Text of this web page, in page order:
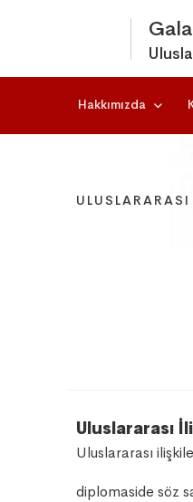
Hakkımızda
Uluslararası
Uluslararası
diplomaside söz